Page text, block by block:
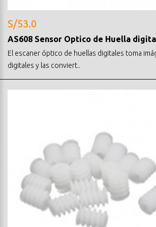
S/53.0
AS608 Sensor Optico de Huella
El escaner óptico de huellas digitales toma
digitales y las conviert..